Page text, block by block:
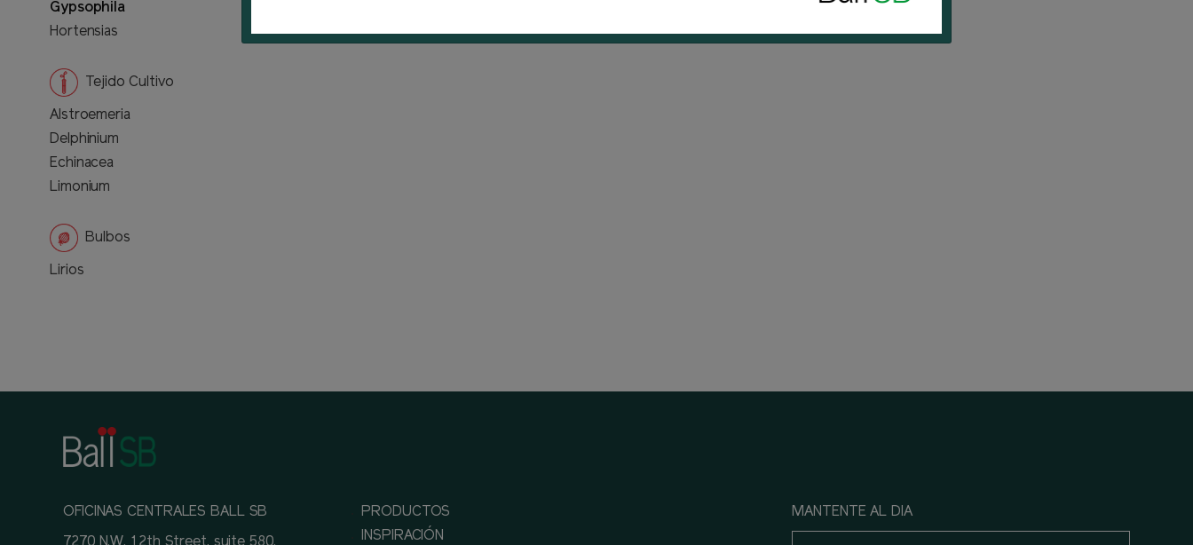
Gypsophila
Hortensias
Tejido Cultivo
Alstroemeria
Delphinium
Echinacea
Limonium
Bulbos
Lirios
OFICINAS CENTRALES BALL SB
7270 N.W. 12th Street, suite 580.
PRODUCTOS
INSPIRACIÓN
MANTENTE AL DIA